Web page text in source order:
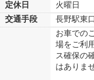
定休日
火曜日
交通手段
長野駅東
お車での
場をご利
ス確保の
はありま